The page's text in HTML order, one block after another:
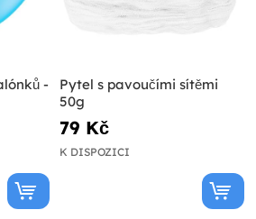
-
Pytel s pavoučími sítěmi
50g
79 Kč
K DISPOZICI